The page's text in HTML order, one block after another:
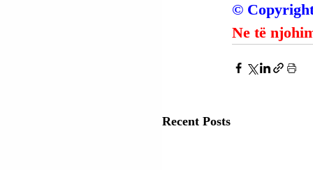
©
Ne të
Recent Posts